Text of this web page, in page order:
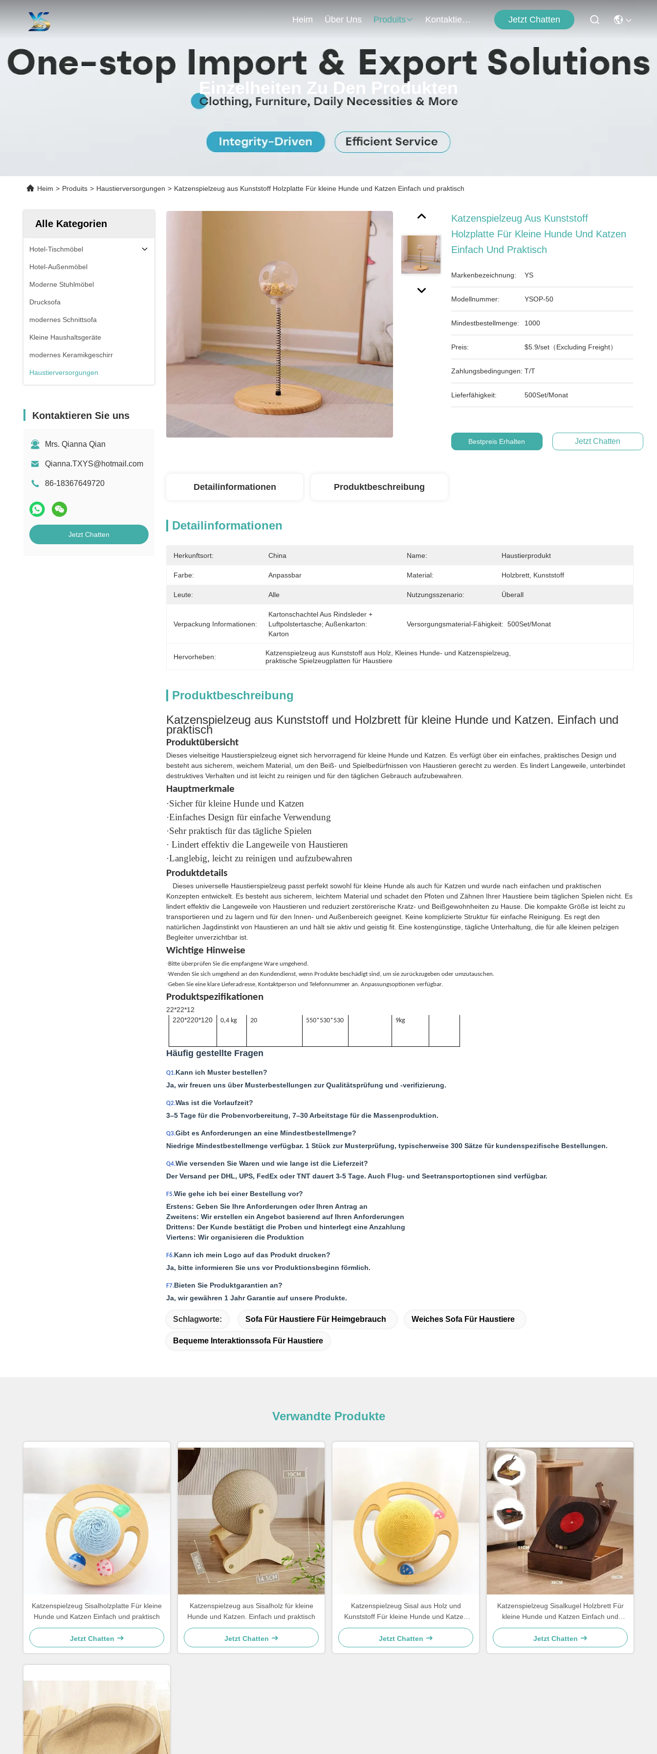
Heim Über Uns Produits Kontaktieren Sie Uns Jetzt Chatten
Einzelheiten Zu Den Produkten
Heim > Produits > Haustierversorgungen > Katzenspielzeug aus Kunststoff Holzplatte Für kleine Hunde und Katzen Einfach und praktisch
Alle Kategorien
Hotel-Tischmöbel
Hotel-Außenmöbel
Moderne Stuhlmöbel
Drucksofa
modernes Schnittsofa
Kleine Haushaltsgeräte
modernes Keramikgeschirr
Haustierversorgungen
Kontaktieren Sie uns
Mrs. Qianna Qian
Qianna.TXYS@hotmail.com
86-18367649720
Jetzt Chatten
Katzenspielzeug Aus Kunststoff
Holzplatte Für Kleine Hunde Und Katzen
Einfach Und Praktisch
Markenbezeichnung: YS
Modellnummer: YSOP-50
Mindestbestellmenge: 1000
Preis: $5.9/set（Excluding Freight）
Zahlungsbedingungen: T/T
Lieferfähigkeit: 500Set/Monat
Bestpreis Erhalten Jetzt Chatten
Detailinformationen Produktbeschreibung
Detailinformationen
Herkunftsort: China Name: Haustierprodukt
Farbe: Anpassbar Material: Holzbrett, Kunststoff
Leute: Alle Nutzungsszenario: Überall
Verpackung Informationen:
Kartonschachtel Aus Rindsleder +
Luftpolstertasche; Außenkarton:
Karton
Versorgungsmaterial-Fähigkeit: 500Set/Monat
Hervorheben: Katzenspielzeug aus Kunststoff aus Holz Kleines Hunde- und Katzenspielzeug
praktische Spielzeugplatten für Haustiere
Produktbeschreibung
Katzenspielzeug aus Kunststoff und Holzbrett für kleine Hunde und Katzen. Einfach und
praktisch
Produktübersicht
Dieses vielseitige Haustierspielzeug eignet sich hervorragend für kleine Hunde und Katzen. Es verfügt über ein einfaches, praktisches Design und
besteht aus sicherem, weichem Material, um den Beiß- und Spielbedürfnissen von Haustieren gerecht zu werden. Es lindert Langeweile, unterbindet
destruktives Verhalten und ist leicht zu reinigen und für den täglichen Gebrauch aufzubewahren.
Hauptmerkmale
·Sicher für kleine Hunde und Katzen
·Einfaches Design für einfache Verwendung
·Sehr praktisch für das tägliche Spielen
· Lindert effektiv die Langeweile von Haustieren
·Langlebig, leicht zu reinigen und aufzubewahren
Produktdetails
Dieses universelle Haustierspielzeug passt perfekt sowohl für kleine Hunde als auch für Katzen und wurde nach einfachen und praktischen
Konzepten entwickelt. Es besteht aus sicherem, leichtem Material und schadet den Pfoten und Zähnen Ihrer Haustiere beim täglichen Spielen nicht. Es
lindert effektiv die Langeweile von Haustieren und reduziert zerstörerische Kratz- und Beißgewohnheiten zu Hause. Die kompakte Größe ist leicht zu
transportieren und zu lagern und für den Innen- und Außenbereich geeignet. Keine komplizierte Struktur für einfache Reinigung. Es regt den
natürlichen Jagdinstinkt von Haustieren an und hält sie aktiv und geistig fit. Eine kostengünstige, tägliche Unterhaltung, die für alle kleinen pelzigen
Begleiter unverzichtbar ist.
Wichtige Hinweise
·Bitte überprüfen Sie die empfangene Ware umgehend.
·Wenden Sie sich umgehend an den Kundendienst, wenn Produkte beschädigt sind, um sie zurückzugeben oder umzutauschen.
·Geben Sie eine klare Lieferadresse, Kontaktperson und Telefonnummer an. Anpassungsoptionen verfügbar.
Produktspezifikationen
22*22*12
220*220*120
0,4 kg 20 550*530*530 9kg
Häufig gestellte Fragen
Q1.Kann ich Muster bestellen?
Ja, wir freuen uns über Musterbestellungen zur Qualitätsprüfung und -verifizierung.
Q2.Was ist die Vorlaufzeit?
3–5 Tage für die Probenvorbereitung, 7–30 Arbeitstage für die Massenproduktion.
Q3.Gibt es Anforderungen an eine Mindestbestellmenge?
Niedrige Mindestbestellmenge verfügbar. 1 Stück zur Musterprüfung, typischerweise 300 Sätze für kundenspezifische Bestellungen.
Q4.Wie versenden Sie Waren und wie lange ist die Lieferzeit?
Der Versand per DHL, UPS, FedEx oder TNT dauert 3-5 Tage. Auch Flug- und Seetransportoptionen sind verfügbar.
F5.Wie gehe ich bei einer Bestellung vor?
Erstens: Geben Sie Ihre Anforderungen oder Ihren Antrag an
Zweitens: Wir erstellen ein Angebot basierend auf Ihren Anforderungen
Drittens: Der Kunde bestätigt die Proben und hinterlegt eine Anzahlung
Viertens: Wir organisieren die Produktion
F6.Kann ich mein Logo auf das Produkt drucken?
Ja, bitte informieren Sie uns vor Produktionsbeginn förmlich.
F7.Bieten Sie Produktgarantien an?
Ja, wir gewähren 1 Jahr Garantie auf unsere Produkte.
Schlagworte: Sofa Für Haustiere Für Heimgebrauch Weiches Sofa Für Haustiere
Bequeme Interaktionssofa Für Haustiere
Verwandte Produkte
Katzenspielzeug Sisalholzplatte Für kleine
Hunde und Katzen Einfach und praktisch
Jetzt Chatten
Katzenspielzeug aus Sisalholz für kleine
Hunde und Katzen. Einfach und praktisch
Jetzt Chatten
Katzenspielzeug Sisal aus Holz und
Kunststoff Für kleine Hunde und Katzen
Einfach und praktisch
Jetzt Chatten
Katzenspielzeug Sisalkugel Holzbrett Für
kleine Hunde und Katzen Einfach und
praktisch
Jetzt Chatten